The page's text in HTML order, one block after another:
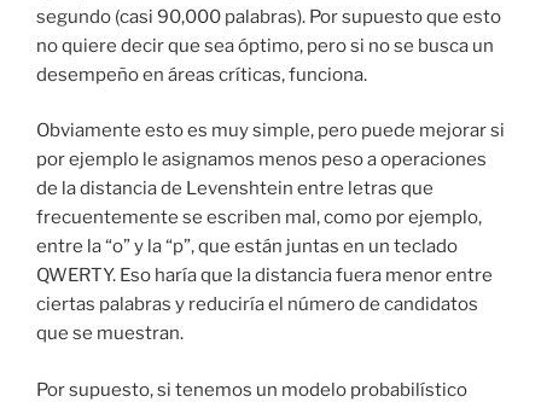
segundo (casi 90,000 palabras). Por supuesto que esto
no quiere decir que sea óptimo, pero si no se busca un
desempeño en áreas críticas, funciona.
Obviamente esto es muy simple, pero puede mejorar si
por ejemplo le asignamos menos peso a operaciones
de la distancia de Levenshtein entre letras que
frecuentemente se escriben mal, como por ejemplo,
entre la “o” y la “p”, que están juntas en un teclado
QWERTY. Eso haría que la distancia fuera menor entre
ciertas palabras y reduciría el número de candidatos
que se muestran.
Por supuesto, si tenemos un modelo probabilístico